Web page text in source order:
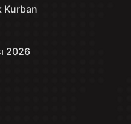
Kurban
2026